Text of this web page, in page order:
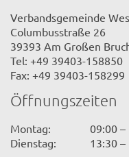
Verbandsgemeinde
Columbusstraße 26
39393 Am Großen
Tel: +49 39403-158850
Fax: +49 39403-158299
Öffnungszeiten
Montag:
09:00 –
Dienstag:
13:30